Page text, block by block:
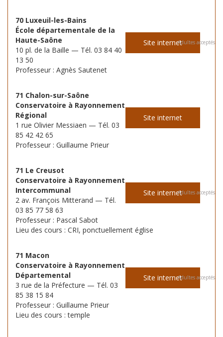
Site internet
70 Luxeuil-les-Bains
École départementale de la
Haute-Saône
10 pl. de la Baille — Tél. 03 84 40
13 50
Professeur : Agnès Sautenet
Adultes acceptés
Site internet
71 Chalon-sur-Saône
Conservatoire à Rayonnement
Régional
1 rue Olivier Messiaen — Tél. 03
85 42 42 65
Professeur : Guillaume Prieur
Site internet
71 Le Creusot
Conservatoire à Rayonnement
Intercommunal
2 av. François Mitterand — Tél.
03 85 77 58 63
Professeur : Pascal Sabot
Lieu des cours : CRI, ponctuellement église
Adultes acceptés
Site internet
71 Macon
Conservatoire à Rayonnement
Départemental
3 rue de la Préfecture — Tél. 03
85 38 15 84
Professeur : Guillaume Prieur
Lieu des cours : temple
Adultes acceptés